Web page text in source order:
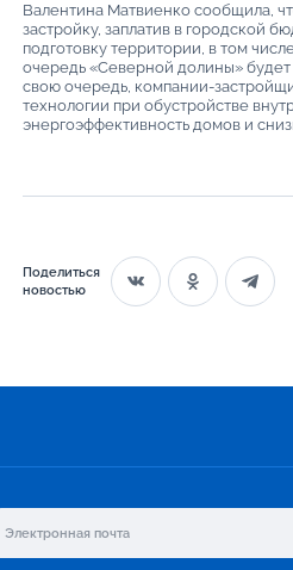
Валентина Матвиенко сообщила,
застройку, заплатив в городской
подготовку территории, в том
очередь «Северной долины»
свою очередь, компании-
технологии при обустройстве
энергоэффективность домов и
Поделиться
новостью